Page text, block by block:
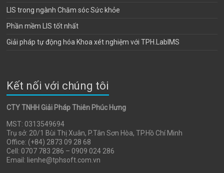
LIS trong ngành Chăm sóc Sức khỏe
Phần mềm LIS tốt nhất
Giải pháp tự động hóa Khoa xét nghiệm với TPH.LabIMS
Kết nối với chúng tôi
CTY TNHH Giải Pháp Thiên Phúc Hưng
MST: 0313549694
Trụ sở: 20/1 Bùi Thị Xuân, P.Tân Sơn Hòa, TP.Hồ Chí Minh
Office: (+84) 2873 09 28 68
Cell: 0707 783 286 – 0909 024 286
Email: lienhe@tphsoft.com.vn